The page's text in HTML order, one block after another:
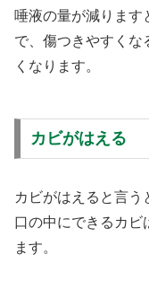
唾液の量が減ります
で、傷つきやすくな
くなります。
カビがはえる
カビがはえると言う
口の中にできるカビ
ます。